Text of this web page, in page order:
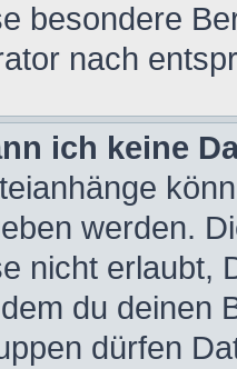
besondere
nach
ich keine
werden.
nicht erlaubt,
du deinen
dürfen